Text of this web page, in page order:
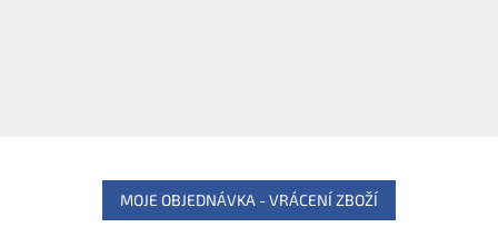
MOJE OBJEDNÁVKA - VRÁCENÍ ZBOŽÍ